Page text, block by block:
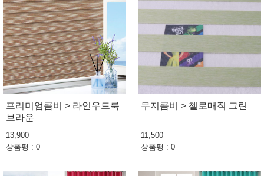
프리미엄콤비 > 라인우드룩
브라운
13,900
상품평 : 0
무지콤비 > 첼로매직 그린
11,500
상품평 : 0